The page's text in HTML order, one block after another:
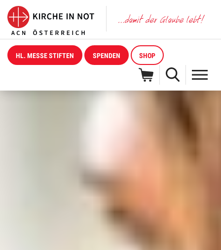
HL. MESSE STIFTEN SPENDEN SHOP